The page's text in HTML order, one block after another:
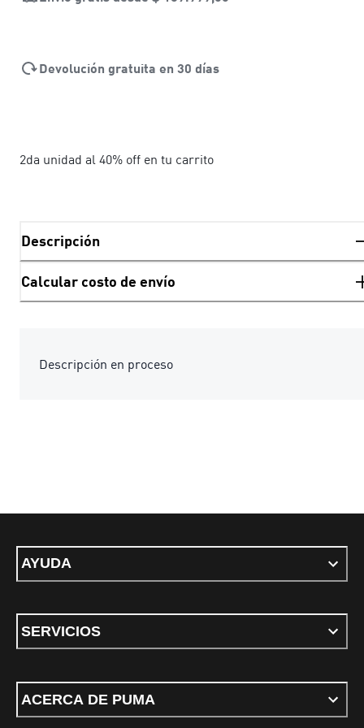
Devolución gratuita en 30 días
2da unidad al 40% off en tu carrito
Descripción
Calcular costo de envío
Descripción en proceso
AYUDA
SERVICIOS
ACERCA DE PUMA